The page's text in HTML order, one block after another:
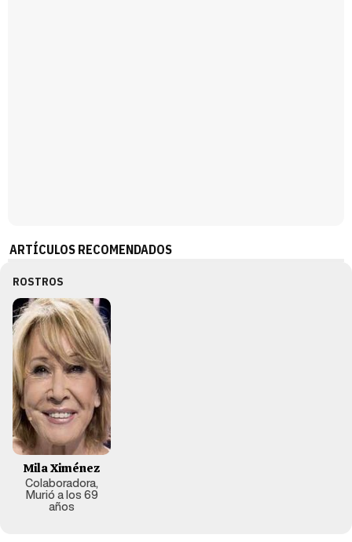
ARTÍCULOS RECOMENDADOS
ROSTROS
Mila Ximénez
Colaboradora,
Murió a los 69
años